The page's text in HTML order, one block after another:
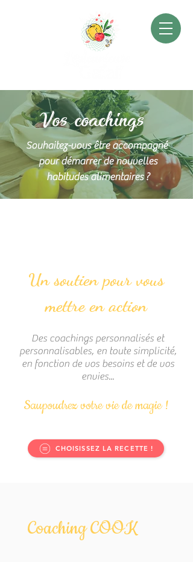
Vos coachings
Souhaitez-vous être accompagné
pour démarrer de nouvelles
habitudes alimentaires ?
Un soutien pour vous
mettre en action
Des coachings personnalisés et
personnalisables, en toute simplicité,
en fonction de vos besoins et de vos
envies...
Saupoudrez votre vie de magie !
CHOISISSEZ LA RECETTE !
Coaching COOK